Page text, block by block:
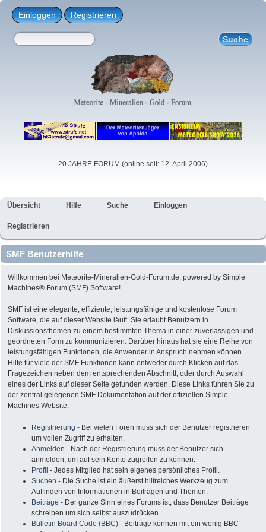
Einloggen Registrieren
20 JAHRE FORUM (online seit: 12. April 2006)
Übersicht Hilfe Suche Einloggen
Registrieren
SMF Benutzerhilfe
Willkommen bei Meteorite-Mineralien-Gold-Forum.de, powered by Simple
Machines® Forum (SMF) Software!
SMF ist eine elegante, effiziente, leistungsfähige und kostenlose Forum
Software, die auf dieser Website läuft. Sie erlaubt Benutzern in
Diskussionsthemen zu einem bestimmten Thema in einer zuverlässigen und
geordneten Form zu kommunizieren. Darüber hinaus hat sie eine Reihe von
leistungsfähigen Funktionen, die Anwender in Anspruch nehmen können.
Hilfe für viele der SMF Funktionen kann entweder durch Klicken auf das
Fragezeichen neben dem entsprechenden Abschnitt, oder durch Auswahl
eines der Links auf dieser Seite gefunden werden. Diese Links führen Sie zu
der zentral gelegenen SMF Dokumentation auf der offiziellen Simple
Machines Website.
Registrierung - Bei vielen Foren muss sich der Benutzer registrieren
um vollen Zugriff zu erhalten.
Anmelden - Nach der Registrierung muss der Benutzer sich
anmelden, um auf sein Konto zugreifen zu können.
Profil - Jedes Mitglied hat sein eigenes persönliches Profil.
Suchen - Die Suche ist ein äußerst hilfreiches Werkzeug zum
Auffinden von Informationen in Beiträgen und Themen.
Beiträge - Der ganze Sinn eines Forums ist, dass Benutzer Beiträge
schreiben um sich selbst auszudrücken.
Bulletin Board Code (BBC) - Beiträge können mit ein wenig BBC